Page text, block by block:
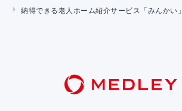
納得できる老人ホーム紹介サービス「みんかい」